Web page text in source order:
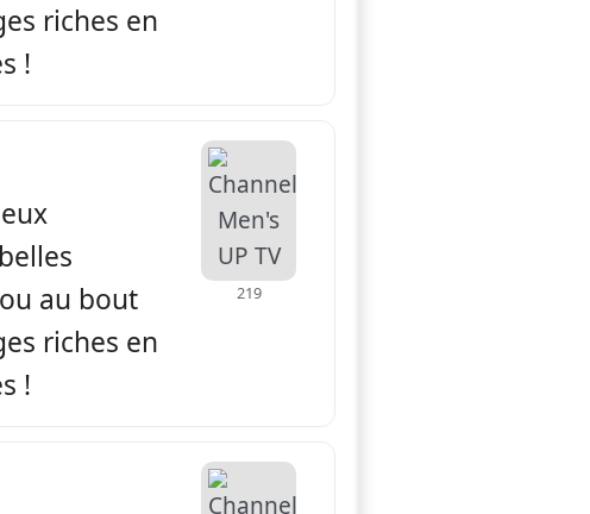
riches en
!
au bout
riches en
!
219